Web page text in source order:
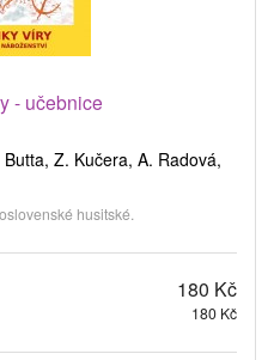
- učebnice
Z. Kučera, A. Radová,
husitské.
180 Kč
180 Kč